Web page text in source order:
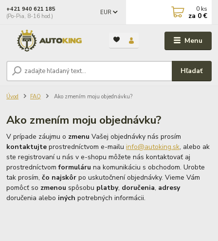
Menu
EUR
Hľadať
+421 940 621 185
(Po-Pia, 8-16 hod.)
0 ks
za 0 €
Úvod FAQ Ako zmením moju objednávku?
Ako zmením moju objednávku?
V prípade záujmu o zmenuVašej objednávky nás prosím
kontaktujteprostredníctvom e-mailuinfo@autoking.sk, alebo ak
ste registrovaní u nás v e-shopu môžete nás kontaktovať aj
prostredníctvomformuláru na komunikáciu s obchodom. Urobte
tak prosím,čo najskôr po uskutočnení objednávky. Vieme Vám
pomôcť so zmenou spôsobu platby, doručenia, adresy
doručenia alebo inýchpotrebných informácii.